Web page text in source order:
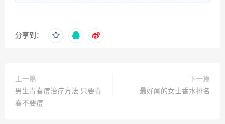
分享到：
上一篇
男生青春痘治疗方法 只要青
春不要痘
下一篇
最好闻的女士香水排名